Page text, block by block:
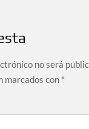
no será
marcados con *